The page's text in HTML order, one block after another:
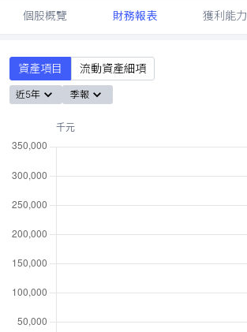
個股概覽 財務報表 獲利能力
資產項目 流動資產細項
近5年 季報